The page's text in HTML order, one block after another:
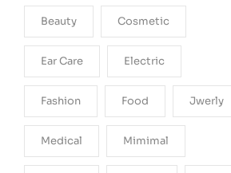
Beauty Cosmetic
Ear Care Electric
Fashion Food Jwerly
Medical Mimimal